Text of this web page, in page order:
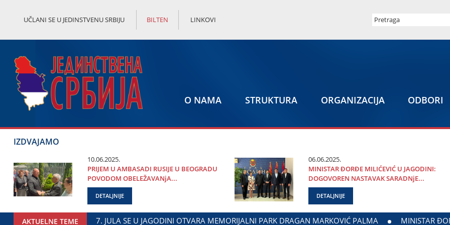
UČLANI SE U JEDINSTVENU SRBIJU BILTEN LINKOVI
O NAMA STRUKTURA ORGANIZACIЈA ODBORI
IZDVAJAMO
10.06.2025.
PRIЈEM U AMBASADI RUSIЈE U BEOGRADU
POVODOM OBELEŽAVANjA...
DETALJNIJE
06.06.2025.
MINISTAR ĐORĐE MILIĆEVIĆ U ЈAGODINI:
DOGOVOREN NASTAVAK SARADNjE...
DETALJNIJE
AKTUELNE TEME
ĐORĐE MILIĆEVIĆ U ЈAGODINI: DOGOVOREN NASTAVAK SARADNjE GRADA ЈAGODINE I MINISTARSTVA ZADUŽENOG ZA